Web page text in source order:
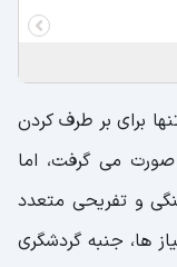
کوروش
برای بر طرف کردن
صورت می گرفت، اما
و تفریحی متعدد
ها، جنبه گردشگری